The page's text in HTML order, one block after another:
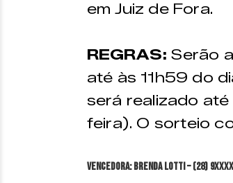
em Juiz de Fora.
REGRAS:Serão
até às 11h59 do
será realizado
feira). O sorteio
VENCEDORA: Brenda Lotti – (28)